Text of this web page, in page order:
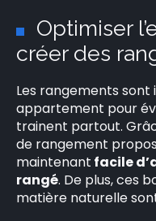
Optimiser
créer des
Les rangements sont
appartement pour
trainent partout.
de rangement
maintenant facile
rangé. De plus, ces
matière naturelle